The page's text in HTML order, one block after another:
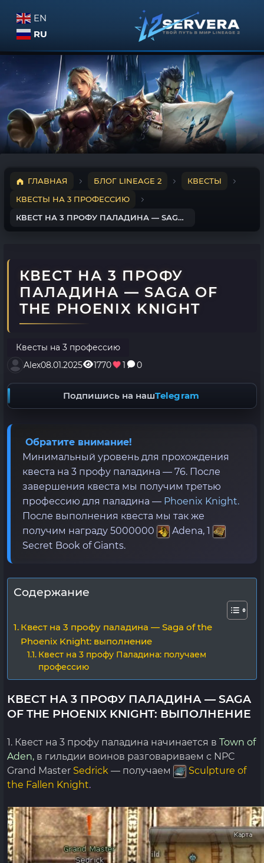
EN
RU
ГЛАВНАЯ БЛОГ LINEAGE 2
КВЕСТЫ
КВЕСТЫ НА 3 ПРОФЕССИЮ
КВЕСТ НА 3 ПРОФУ ПАЛАДИНА — SAGA OF THE PHOENIX KNIGHT
КВЕСТ НА 3 ПРОФУ
ПАЛАДИНА — SAGA OF
THE PHOENIX KNIGHT
Квесты на 3 профессию
Alex08.01.2025 1770 1 0
Подпишись на нашTelegram
Обратите внимание!
Минимальный уровень для прохождения
квеста на 3 профу паладина — 76. После
завершения квеста мы получим третью
профессию для паладина — Phoenix Knight.
После выполнения квеста мы так же
получим награду 5000000
Adena, 1
Secret Book of Giants.
Содержание
Квест на 3 профу паладина — Saga of the
Phoenix Knight: выполнение
Квест на 3 профу Паладина: получаем
профессию
КВЕСТ НА 3 ПРОФУ ПАЛАДИНА — SAGA
OF THE PHOENIX KNIGHT: ВЫПОЛНЕНИЕ
1. Квест на 3 профу паладина начинается в Town of
Aden, в гильдии воинов разговариваем с NPC
Grand Master Sedrick — получаем
Sculpture of
the Fallen Knight.